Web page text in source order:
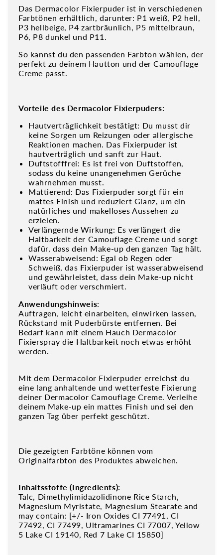
Das Dermacolor Fixierpuder ist in verschiedenen
Farbtönen erhältlich, darunter: P1 weiß, P2 hell,
P3 hellbeige, P4 zartbräunlich, P5 mittelbraun,
P6, P8 dunkel und P11.
So kannst du den passenden Farbton wählen, der
perfekt zu deinem Hautton und der Camouflage
Creme passt.
Vorteile des Dermacolor Fixierpuders:
Hautverträglichkeit bestätigt: Du musst dir
keine Sorgen um Reizungen oder allergische
Reaktionen machen. Das Fixierpuder ist
hautverträglich und sanft zur Haut.
Duftstofffrei: Es ist frei von Duftstoffen,
sodass du keine unangenehmen Gerüche
wahrnehmen musst.
Mattierend: Das Fixierpuder sorgt für ein
mattes Finish und reduziert Glanz, um ein
natürliches und makelloses Aussehen zu
erzielen.
Verlängernde Wirkung: Es verlängert die
Haltbarkeit der Camouflage Creme und sorgt
dafür, dass dein Make-up den ganzen Tag hält.
Wasserabweisend: Egal ob Regen oder
Schweiß, das Fixierpuder ist wasserabweisend
und gewährleistet, dass dein Make-up nicht
verläuft oder verschmiert.
Anwendungshinweis:
Auftragen, leicht einarbeiten, einwirken lassen,
Rückstand mit Puderbürste entfernen. Bei
Bedarf kann mit einem Hauch Dermacolor
Fixierspray die Haltbarkeit noch etwas erhöht
werden.
Mit dem Dermacolor Fixierpuder erreichst du
eine lang anhaltende und wetterfeste Fixierung
deiner Dermacolor Camouflage Creme. Verleihe
deinem Make-up ein mattes Finish und sei den
ganzen Tag über perfekt geschützt.
Die gezeigten Farbtöne können vom
Originalfarbton des Produktes abweichen.
Inhaltsstoffe (Ingredients):
Talc, Dimethylimidazolidinone Rice Starch,
Magnesium Myristate, Magnesium Stearate and
may contain: [+/- Iron Oxides CI 77491, CI
77492, CI 77499, Ultramarines CI 77007, Yellow
5 Lake CI 19140, Red 7 Lake CI 15850]